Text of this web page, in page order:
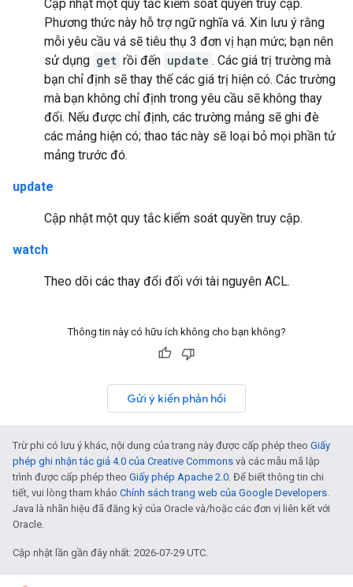
Cập nhật một quy tắc kiểm soát quyền truy cập.
Phương thức này hỗ trợ ngữ nghĩa vá. Xin lưu ý rằng
mỗi yêu cầu vá sẽ tiêu thụ 3 đơn vị hạn mức; bạn nên
sử dụng get rồi đến update . Các giá trị trường mà
bạn chỉ định sẽ thay thế các giá trị hiện có. Các trường
mà bạn không chỉ định trong yêu cầu sẽ không thay
đổi. Nếu được chỉ định, các trường mảng sẽ ghi đè
các mảng hiện có; thao tác này sẽ loại bỏ mọi phần tử
mảng trước đó.
update
Cập nhật một quy tắc kiểm soát quyền truy cập.
watch
Theo dõi các thay đổi đối với tài nguyên ACL.
Thông tin này có hữu ích không cho bạn không?
Gửi ý kiến phản hồi
Trừ phi có lưu ý khác, nội dung của trang này được cấp phép theo Giấy
phép ghi nhận tác giả 4.0 của Creative Commons và các mẫu mã lập
trình được cấp phép theo Giấy phép Apache 2.0. Để biết thông tin chi
tiết, vui lòng tham khảo Chính sách trang web của Google Developers.
Java là nhãn hiệu đã đăng ký của Oracle và/hoặc các đơn vị liên kết với
Oracle.
Cập nhật lần gần đây nhất: 2026-07-29 UTC.